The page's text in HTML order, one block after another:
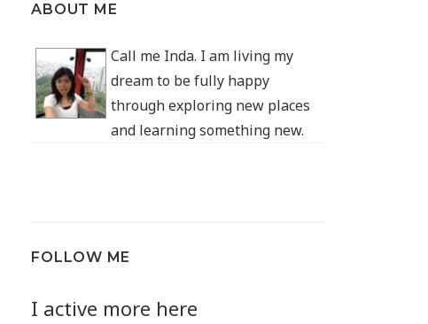
ABOUT ME
Call me Inda. I am living my
dream to be fully happy
through exploring new places
and learning something new.
FOLLOW ME
I active more here